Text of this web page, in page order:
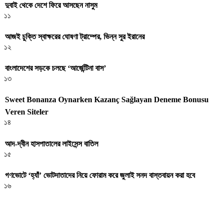
দুবাই থেকে দেশে ফিরে আসছেন নাসুম
১১
আজই চুক্তি স্বাক্ষরের ঘোষণা ট্রাম্পের, ভিন্ন সুর ইরানের
১২
বাংলাদেশের সড়কে চলছে ‘আর্জেন্টিনা বাস’
১৩
Sweet Bonanza Oynarken Kazanç Sağlayan Deneme Bonusu
Veren Siteler
১৪
আদ-দ্বীন হাসপাতালের লাইসেন্স বাতিল
১৫
গণভোটে ‘হ্যাঁ’ ভোটদাতাদের নিয়ে ফোরাম করে জুলাই সনদ বাস্তবায়ন করা হবে
১৬